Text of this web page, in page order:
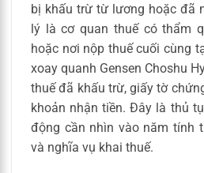
bị khấu trừ từ lương hoặc đã
lý là cơ quan thuế có thẩm
hoặc nơi nộp thuế cuối cùng
xoay quanh Gensen Choshu
thuế đã khấu trừ, giấy tờ
khoản nhận tiền. Đây là thủ
động cần nhìn vào năm tính
và nghĩa vụ khai thuế.